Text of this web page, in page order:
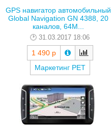
GPS навигатор автомобильный
Global Navigation GN 4388, 20
каналов, 64M...
31.03.2017 18:06
1 490 р
Маркетинг РЕТ